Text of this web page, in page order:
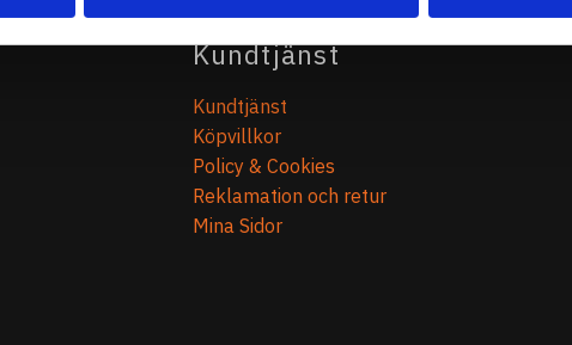
Kundtjänst
Kundtjänst
Köpvillkor
Policy & Cookies
Reklamation och retur
Mina Sidor